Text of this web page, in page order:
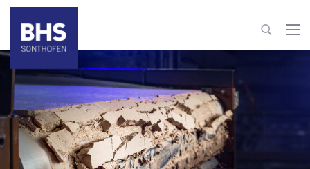
+49 8321 6099-0
info@bhs-sonthofen.de
zum Kontakt